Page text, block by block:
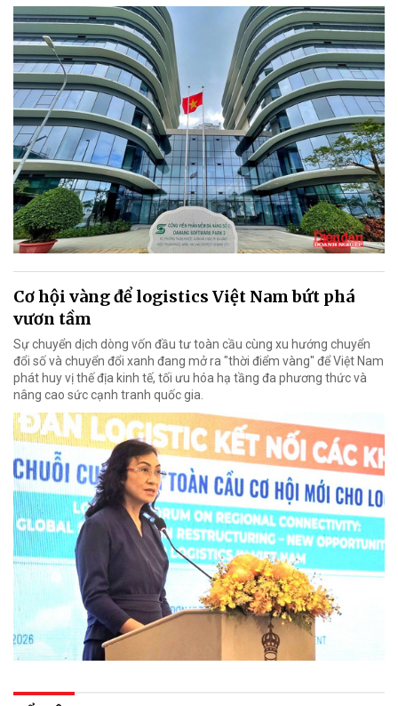
Cơ hội vàng để logistics Việt Nam bứt phá
vươn tầm
Sự chuyển dịch dòng vốn đầu tư toàn cầu cùng xu hướng chuyển
đổi số và chuyển đổi xanh đang mở ra "thời điểm vàng" để Việt Nam
phát huy vị thế địa kinh tế, tối ưu hóa hạ tầng đa phương thức và
nâng cao sức cạnh tranh quốc gia.